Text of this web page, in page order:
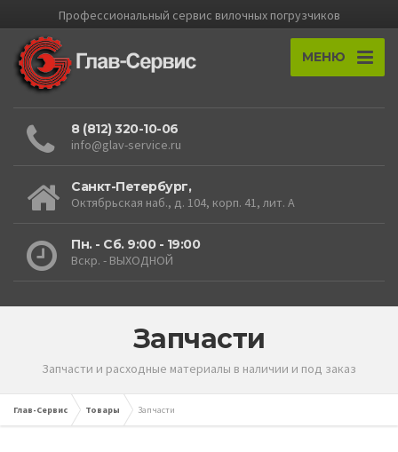
Профессиональный cервис вилочных погрузчиков
МЕНЮ
8 (812) 320-10-06
info@glav-service.ru
Санкт-Петербург,
Октябрьская наб., д. 104, корп. 41, лит. А
Пн. - Сб. 9:00 - 19:00
Вскр. - ВЫХОДНОЙ
Запчасти
Запчасти и расходные материалы в наличии и под заказ
Глав-Сервис Товары Запчасти